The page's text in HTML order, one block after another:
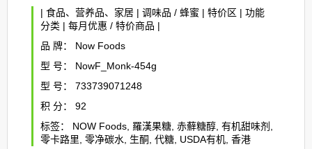
| 食品、营养品、家居 | 调味品 / 蜂蜜 | 特价区 | 功能
分类 | 每月优惠 / 特价商品 |
品 牌：
Now Foods
型 号：
NowF_Monk-454g
型 号：
733739071248
积 分：
92
标签：
NOW Foods 羅漢果糖 赤蘚糖醇 有机甜味剂
零卡路里 零净碳水 生酮 代糖 USDA有机 香港